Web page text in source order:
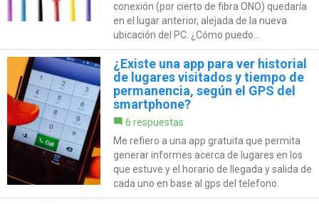
conexión (por cierto de fibra ONO) quedaría
en el lugar anterior, alejada de la nueva
ubicación del PC. ¿Cómo puedo...
¿Existe una app para ver historial
de lugares visitados y tiempo de
permanencia, según el GPS del
smartphone?
6 respuestas
Me refiero a una app gratuita que permita
generar informes acerca de lugares en los
que estuve y el horario de llegada y salida de
cada uno en base al gps del telefono.